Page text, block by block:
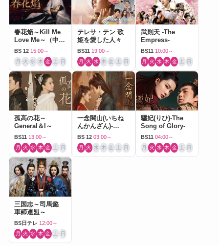
春花焔～Kill Me
Love Me～（中国
ドラマ）
BS 12 15:00～
月 火 水 木 金 土 日
テレサ・テン 歌
姫を愛した人々
BS11 19:00～
月 火 水 木 金 土 日
武則天 -The
Empress-
BS11 10:00～
月 火 水 木 金 土 日
孤高の花～
General＆I～
BS11 13:00～
月 火 水 木 金 土 日
一念関山(いちね
んかんざん)-
Journey to Love-
BS 12 03:00～
月 火 水 木 金 土 日
驪妃(りひ)-The
Song of Glory-
BS11 04:00～
月 火 水 木 金 土 日
三国志～司馬懿
軍師連盟～
BS日テレ 12:00～
月 火 水 木 金 土 日